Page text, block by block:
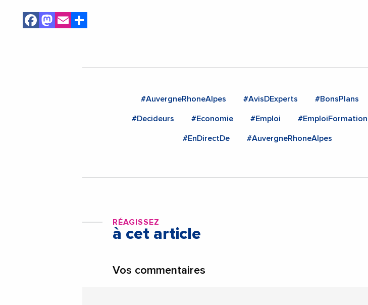
Facebook
Mastodon
Email
#AuvergneRhoneAlpes #AvisDExperts #BonsPlans
#Decideurs #Economie #Emploi #EmploiFormation
#EnDirectDe #AuvergneRhoneAlpes
RÉAGISSEZ
à cet article
Vos commentaires